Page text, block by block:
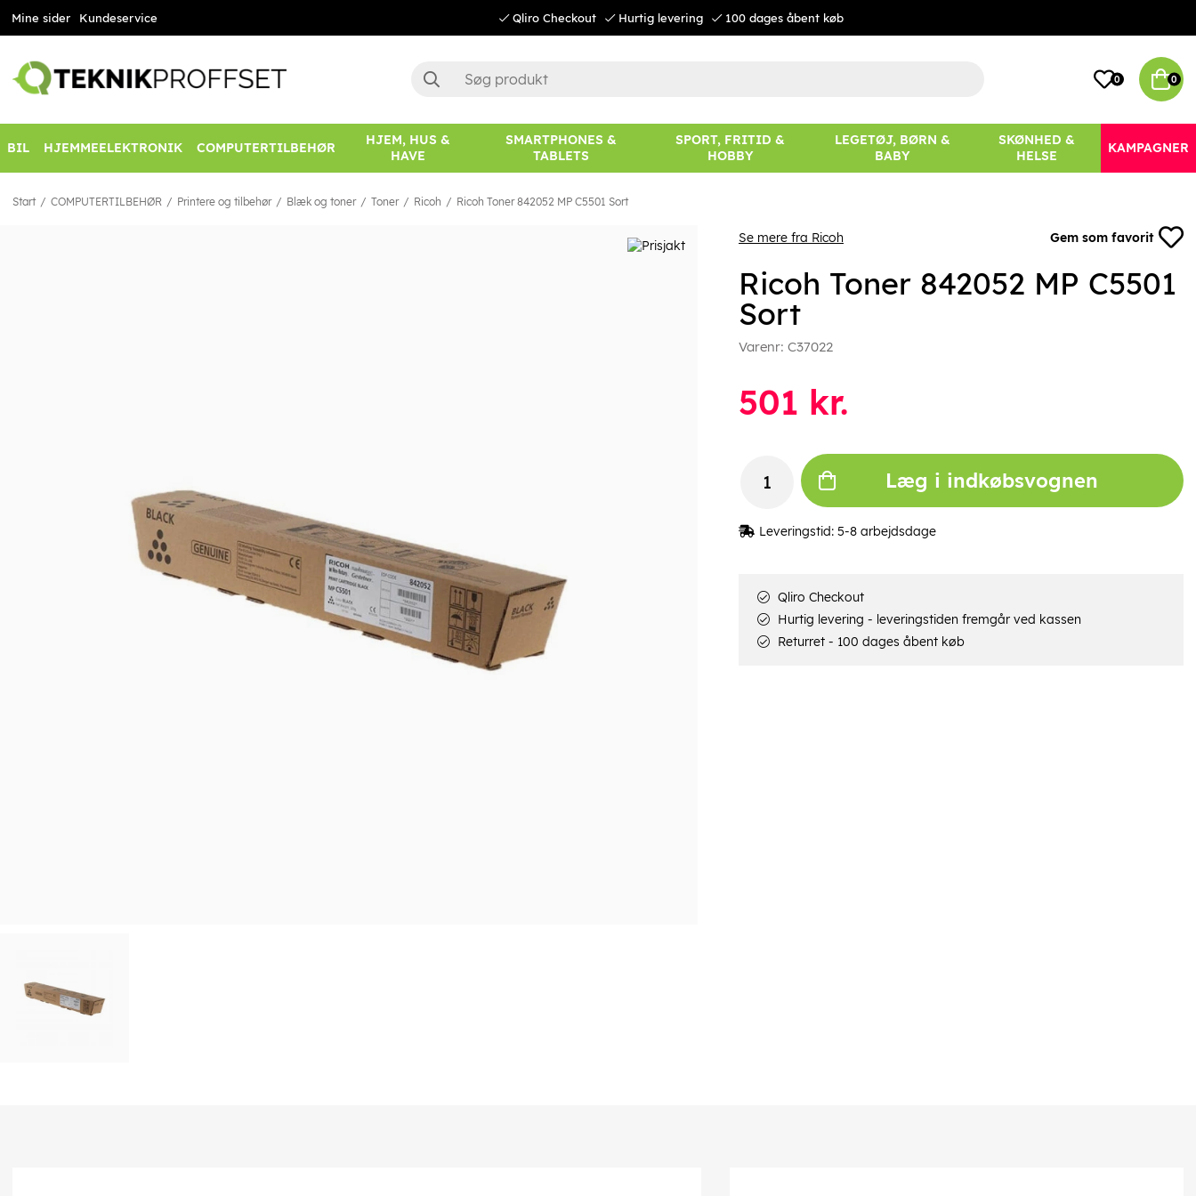
Mine sider Kundeservice Qliro Checkout Hurtig levering 100 dages åbent køb
0 0
BIL HJEMMEELEKTRONIK COMPUTERTILBEHØR
HJEM, HUS &
HAVE
SMARTPHONES &
TABLETS
SPORT, FRITID &
HOBBY
LEGETØJ, BØRN &
BABY
SKØNHED &
HELSE
KAMPAGNER
Start COMPUTERTILBEHØR Printere og tilbehør Blæk og toner Toner Ricoh Ricoh Toner 842052 MP C5501 Sort
Se mere fra Ricoh Gem som favorit
Ricoh Toner 842052 MP C5501
Sort
Varenr: C37022
501 kr.
Læg i indkøbsvognen
Leveringstid: 5-8 arbejdsdage
Qliro Checkout
Hurtig levering - leveringstiden fremgår ved kassen
Returret - 100 dages åbent køb